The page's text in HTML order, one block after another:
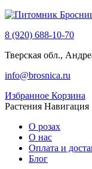
8 (920) 688-10-70
Тверская обл.,
info@brosnica.ru
Избранное Корзина
Растения Навигация
О розах
О нас
Оплата и
Блог